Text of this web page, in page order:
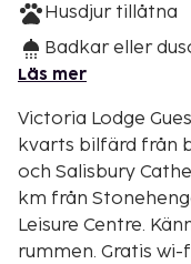
Husdjur tillåtna
Badkar eller
Läs mer
Victoria Lodge
kvarts bilfärd från
och Salisbury Cathedral. Detta pensionat
km från
Leisure Centre.
rummen. Gratis